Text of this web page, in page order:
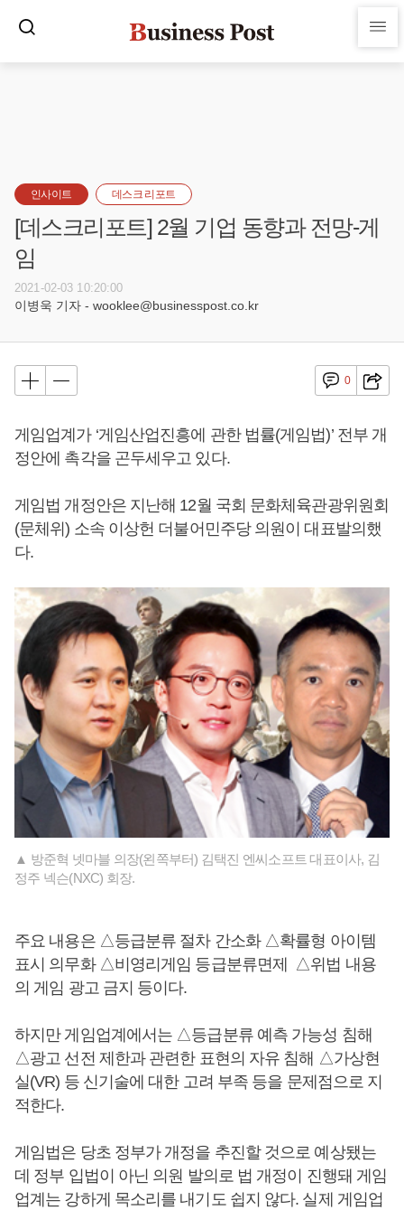
인사이트 데스크 리포트
[데스크리포트] 2월 기업 동향과 전망-게
임
2021-02-03 10:20:00
이병욱 기자 - wooklee@businesspost.co.kr
0
게임업계가 ‘게임산업진흥에 관한 법률(게임법)’ 전부 개
정안에 촉각을 곤두세우고 있다.
게임법 개정안은 지난해 12월 국회 문화체육관광위원회
(문체위) 소속 이상헌 더불어민주당 의원이 대표발의했
다.
▲ 방준혁 넷마블 의장(왼쪽부터) 김택진 엔씨소프트 대표이사, 김
정주 넥슨(NXC) 회장.
주요 내용은 △등급분류 절차 간소화 △확률형 아이템
표시 의무화 △비영리게임 등급분류면제 △위법 내용
의 게임 광고 금지 등이다.
하지만 게임업계에서는 △등급분류 예측 가능성 침해
△광고 선전 제한과 관련한 표현의 자유 침해 △가상현
실(VR) 등 신기술에 대한 고려 부족 등을 문제점으로 지
적한다.
게임법은 당초 정부가 개정을 추진할 것으로 예상됐는
데 정부 입법이 아닌 의원 발의로 법 개정이 진행돼 게임
업계는 강하게 목소리를 내기도 쉽지 않다. 실제 게임업